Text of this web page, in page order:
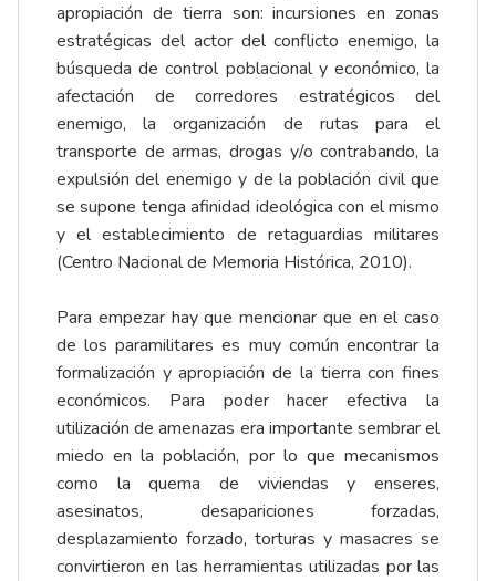
apropiación de tierra son: incursiones en zonas
estratégicas del actor del conflicto enemigo, la
búsqueda de control poblacional y económico, la
afectación de corredores estratégicos del
enemigo, la organización de rutas para el
transporte de armas, drogas y/o contrabando, la
expulsión del enemigo y de la población civil que
se supone tenga afinidad ideológica con el mismo
y el establecimiento de retaguardias militares
(Centro Nacional de Memoria Histórica, 2010).
Para empezar hay que mencionar que en el caso
de los paramilitares es muy común encontrar la
formalización y apropiación de la tierra con fines
económicos. Para poder hacer efectiva la
utilización de amenazas era importante sembrar el
miedo en la población, por lo que mecanismos
como la quema de viviendas y enseres,
asesinatos, desapariciones forzadas,
desplazamiento forzado, torturas y masacres se
convirtieron en las herramientas utilizadas por las